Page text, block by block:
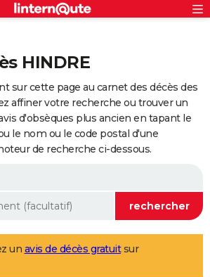
HINDRE
sur cette page au carnet des décès des
affiner votre recherche ou trouver un
d'obsèques plus ancien en tapant le
le nom ou le code postal d'une
de recherche ci-dessous.
un avis de décès gratuitsur